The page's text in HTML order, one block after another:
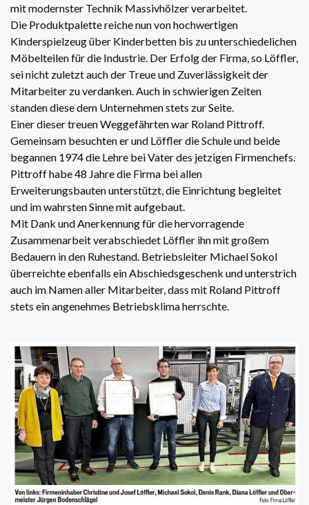
mit modernster Technik Massivhölzer verarbeitet.
Die Produktpalette reiche nun von hochwertigen
Kinderspielzeug über Kinderbetten bis zu unterschiedelichen
Möbelteilen für die Industrie. Der Erfolg der Firma, so Löffler,
sei nicht zuletzt auch der Treue und Zuverlässigkeit der
Mitarbeiter zu verdanken. Auch in schwierigen Zeiten
standen diese dem Unternehmen stets zur Seite.
Einer dieser treuen Weggefährten war Roland Pittroff.
Gemeinsam besuchten er und Löffler die Schule und beide
begannen 1974 die Lehre bei Vater des jetzigen Firmenchefs.
Pittroff habe 48 Jahre die Firma bei allen
Erweiterungsbauten unterstützt, die Einrichtung begleitet
und im wahrsten Sinne mit aufgebaut.
Mit Dank und Anerkennung für die hervorragende
Zusammenarbeit verabschiedet Löffler ihn mit großem
Bedauern in den Ruhestand. Betriebsleiter Michael Sokol
überreichte ebenfalls ein Abschiedsgeschenk und unterstrich
auch im Namen aller Mitarbeiter, dass mit Roland Pittroff
stets ein angenehmes Betriebsklima herrschte.